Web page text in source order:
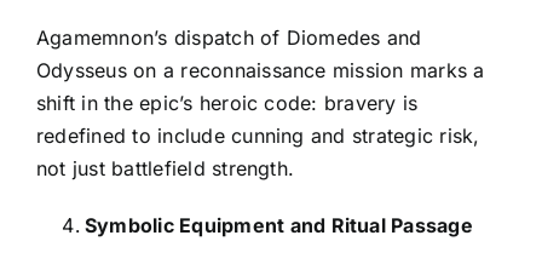
Agamemnon’s dispatch of Diomedes and
Odysseus on a reconnaissance mission marks a
shift in the epic’s heroic code: bravery is
redefined to include cunning and strategic risk,
not just battlefield strength.
Symbolic Equipment and Ritual Passage